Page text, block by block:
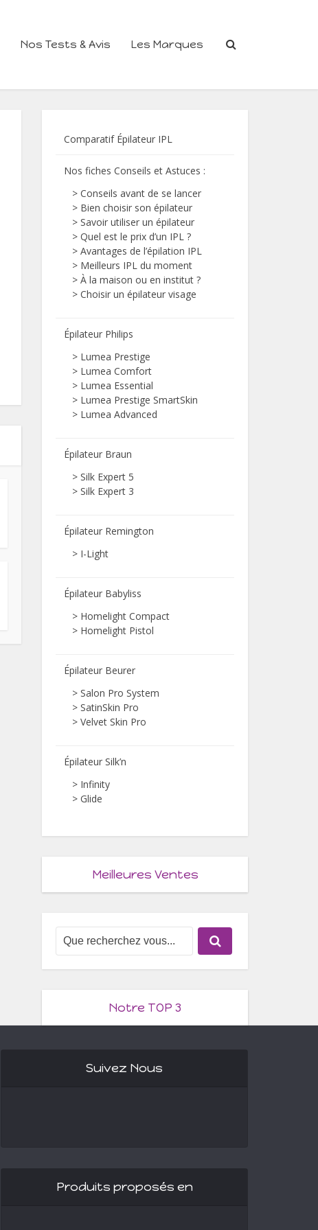
Nos Tests & Avis Les Marques
Comparatif Épilateur IPL
Nos fiches Conseils et Astuces :
> Conseils avant de se lancer
> Bien choisir son épilateur
> Savoir utiliser un épilateur
> Quel est le prix d’un IPL ?
> Avantages de l’épilation IPL
> Meilleurs IPL du moment
> À la maison ou en institut ?
> Choisir un épilateur visage
Épilateur Philips
> Lumea Prestige
> Lumea Comfort
> Lumea Essential
> Lumea Prestige SmartSkin
> Lumea Advanced
Épilateur Braun
> Silk Expert 5
> Silk Expert 3
Épilateur Remington
> I-Light
Épilateur Babyliss
> Homelight Compact
> Homelight Pistol
Épilateur Beurer
> Salon Pro System
> SatinSkin Pro
> Velvet Skin Pro
Épilateur Silk’n
> Infinity
> Glide
Meilleures Ventes
Notre TOP 3
Suivez Nous
Produits proposés en